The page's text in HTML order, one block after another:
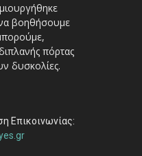
βοηθήσουμε
πόρτας
δυσκολίες.
Επικοινωνίας: